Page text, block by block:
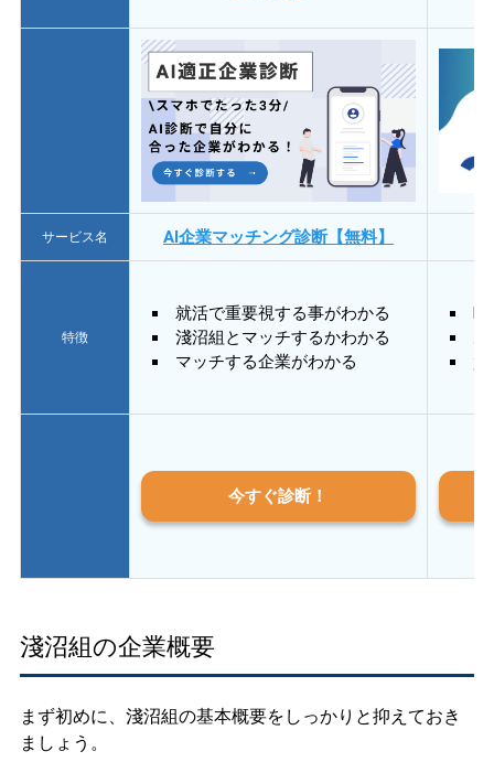
サービス名 AI企業マッチング診断【無料】
特徴
就活で重要視する事がわかる
淺沼組とマッチするかわかる
マッチする企業がわかる
質
今すぐ診断！
淺沼組の企業概要
まず初めに、淺沼組の基本概要をしっかりと抑えておき
ましょう。